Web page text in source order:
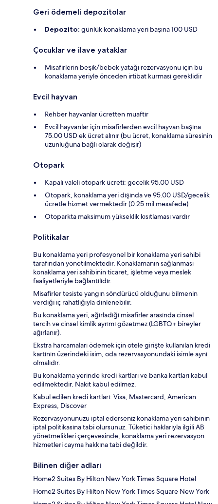
Geri ödemeli depozitolar
Depozito: günlük konaklama yeri başına 100 USD
Çocuklar ve ilave yataklar
Misafirlerin beşik/bebek yatağı rezervasyonu için bu
konaklama yeriyle önceden irtibat kurması gereklidir
Evcil hayvan
Rehber hayvanlar ücretten muaftır
Evcil hayvanlar için misafirlerden evcil hayvan başına
75.00 USD ek ücret alınır (bu ücret, konaklama süresinin
uzunluğuna bağlı olarak değişir)
Otopark
Kapalı valeli otopark ücreti: gecelik 95.00 USD
Otopark, konaklama yeri dışında ve 95.00 USD/gecelik
ücretle hizmet vermektedir (0.25 mil mesafede)
Otoparkta maksimum yükseklik kısıtlaması vardır
Politikalar
Bu konaklama yeri profesyonel bir konaklama yeri sahibi
tarafından yönetilmektedir. Konaklamanın sağlanması
konaklama yeri sahibinin ticaret, işletme veya meslek
faaliyetleriyle bağlantılıdır.
Misafirler tesiste yangın söndürücü olduğunu bilmenin
verdiği iç rahatlığıyla dinlenebilir.
Bu konaklama yeri, ağırladığı misafirler arasında cinsel
tercih ve cinsel kimlik ayrımı gözetmez (LGBTQ+ bireyler
ağırlanır).
Ekstra harcamaları ödemek için otele girişte kullanılan kredi
kartının üzerindeki isim, oda rezervasyonundaki isimle aynı
olmalıdır.
Bu konaklama yerinde kredi kartları ve banka kartları kabul
edilmektedir. Nakit kabul edilmez.
Kabul edilen kredi kartları: Visa, Mastercard, American
Express, Discover
Rezervasyonunuzu iptal ederseniz konaklama yeri sahibinin
iptal politikasına tabi olursunuz. Tüketici haklarıyla ilgili AB
yönetmelikleri çerçevesinde, konaklama yeri rezervasyon
hizmetleri cayma hakkına tabi değildir.
Bilinen diğer adları
Home2 Suites By Hilton New York Times Square Hotel
Home2 Suites By Hilton New York Times Square New York